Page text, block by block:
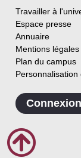
Travailler à
Espace presse
Annuaire
Mentions légales
Plan du campus
Personnalisation